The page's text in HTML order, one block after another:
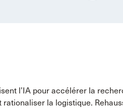
l’IA pour accélérer la
la logistique.